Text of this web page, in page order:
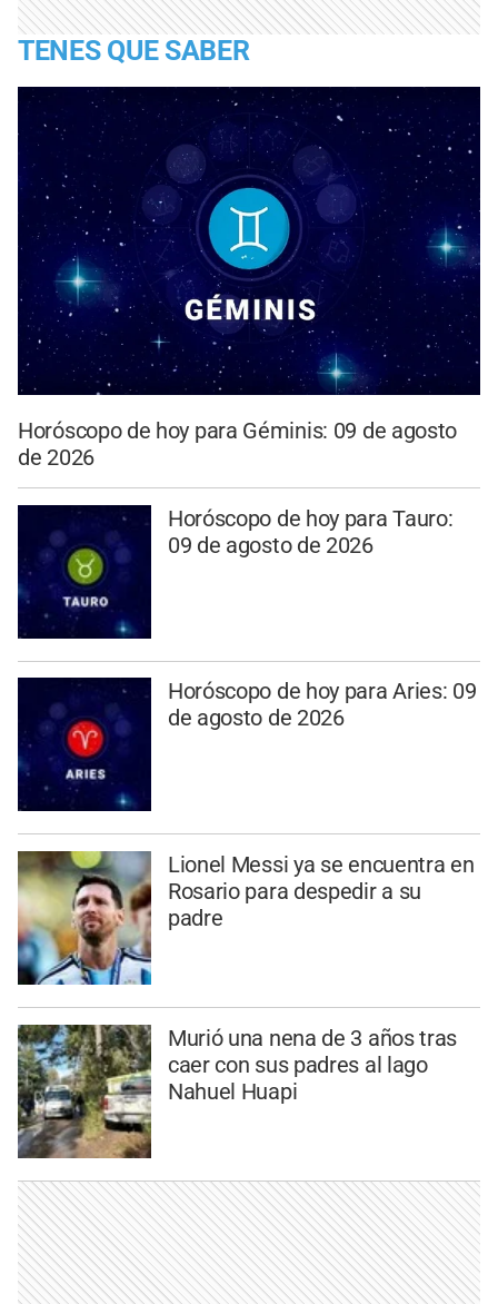
TENES QUE SABER
Horóscopo de hoy para Géminis: 09 de agosto
de 2026
Horóscopo de hoy para Tauro:
09 de agosto de 2026
Horóscopo de hoy para Aries: 09
de agosto de 2026
Lionel Messi ya se encuentra en
Rosario para despedir a su
padre
Murió una nena de 3 años tras
caer con sus padres al lago
Nahuel Huapi